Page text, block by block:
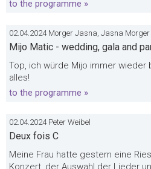
to the programme »
02.04.2024 Morger Jasna, Jasna Morger
Mijo Matic - wedding, gala and
Top, ich würde Mijo immer wieder
alles!
to the programme »
02.04.2024 Peter Weibel
Deux fois C
Meine Frau hatte gestern eine
Konzert, der Auswahl der Lieder